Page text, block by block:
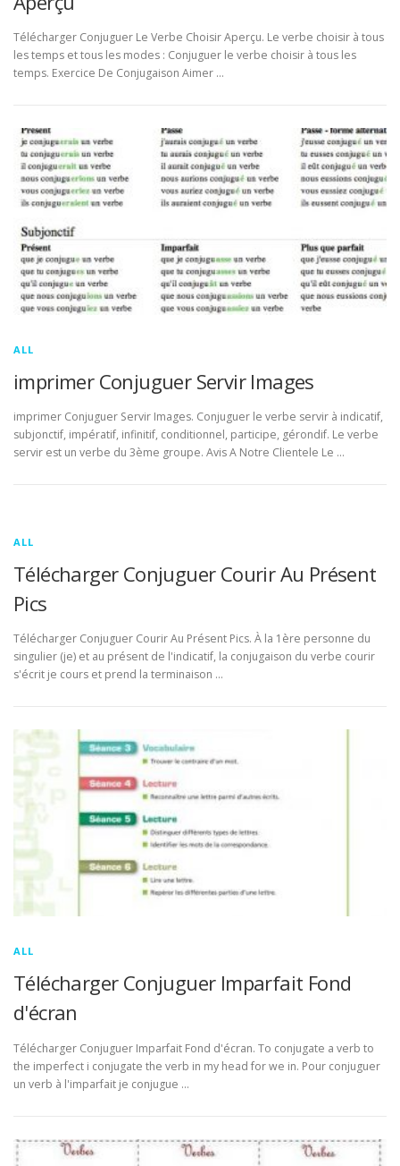
Télécharger Conjuguer Le Verbe Choisir Aperçu. Le verbe choisir à tous
les temps et tous les modes : Conjuguer le verbe choisir à tous les
temps. Exercice De Conjugaison Aimer …
ALL
imprimer Conjuguer Servir Images
imprimer Conjuguer Servir Images. Conjuguer le verbe servir à indicatif,
subjonctif, impératif, infinitif, conditionnel, participe, gérondif. Le verbe
servir est un verbe du 3ème groupe. Avis A Notre Clientele Le …
ALL
Télécharger Conjuguer Courir Au Présent
Pics
Télécharger Conjuguer Courir Au Présent Pics. À la 1ère personne du
singulier (je) et au présent de l'indicatif, la conjugaison du verbe courir
s'écrit je cours et prend la terminaison …
ALL
Télécharger Conjuguer Imparfait Fond
d'écran
Télécharger Conjuguer Imparfait Fond d'écran. To conjugate a verb to
the imperfect i conjugate the verb in my head for we in. Pour conjuguer
un verb à l'imparfait je conjugue …